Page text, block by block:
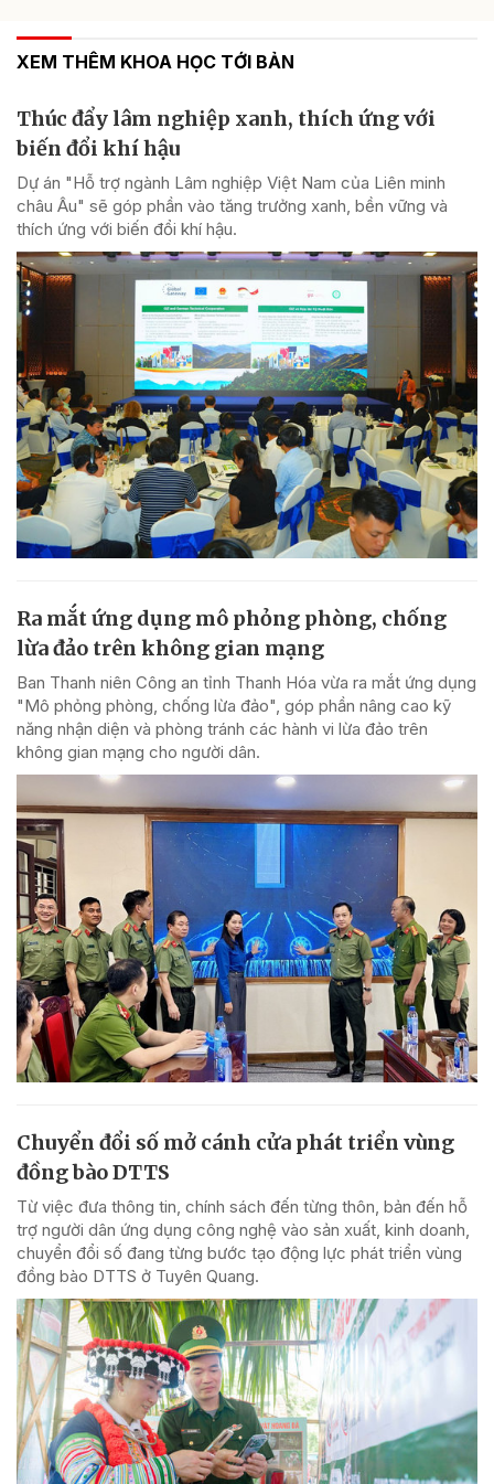
XEM THÊM KHOA HỌC TỚI BẢN
Thúc đẩy lâm nghiệp xanh, thích ứng với
biến đổi khí hậu
Dự án "Hỗ trợ ngành Lâm nghiệp Việt Nam của Liên minh
châu Âu" sẽ góp phần vào tăng trưởng xanh, bền vững và
thích ứng với biến đổi khí hậu.
Ra mắt ứng dụng mô phỏng phòng, chống
lừa đảo trên không gian mạng
Ban Thanh niên Công an tỉnh Thanh Hóa vừa ra mắt ứng dụng
"Mô phỏng phòng, chống lừa đảo", góp phần nâng cao kỹ
năng nhận diện và phòng tránh các hành vi lừa đảo trên
không gian mạng cho người dân.
Chuyển đổi số mở cánh cửa phát triển vùng
đồng bào DTTS
Từ việc đưa thông tin, chính sách đến từng thôn, bản đến hỗ
trợ người dân ứng dụng công nghệ vào sản xuất, kinh doanh,
chuyển đổi số đang từng bước tạo động lực phát triển vùng
đồng bào DTTS ở Tuyên Quang.